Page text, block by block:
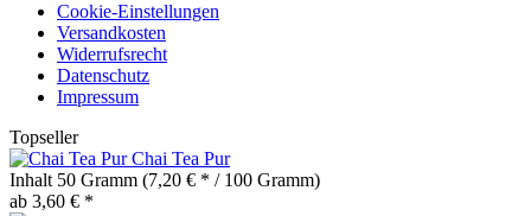
Cookie-Einstellungen
Versandkosten
Widerrufsrecht
Datenschutz
Impressum
Topseller
Chai Tea Pur
Inhalt 50 Gramm (7,20 € * / 100 Gramm)
ab 3,60 € *